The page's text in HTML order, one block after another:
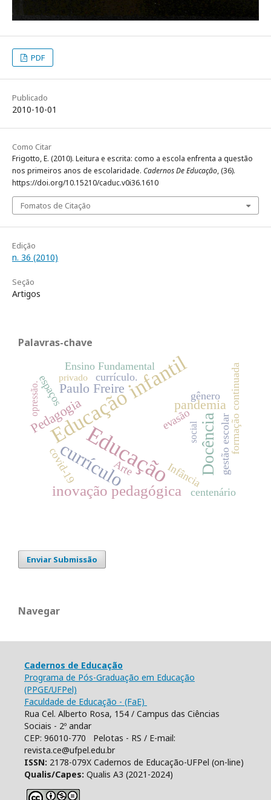
PDF
Publicado
2010-10-01
Como Citar
Frigotto, E. (2010). Leitura e escrita: como a escola enfrenta a questão
nos primeiros anos de escolaridade. Cadernos De Educação, (36).
https://doi.org/10.15210/caduc.v0i36.1610
Fomatos de Citação
Edição
n. 36 (2010)
Seção
Artigos
Palavras-chave
Educação
Educação infantil
currículo Docência
inovação pedagógica
pandemia
Paulo Freire
Pedagogia
covid-19
currículo.
Ensino Fundamental
evasão
Infância gestão escolar
espaços
Arte
formação continuada
gênero
centenário
opressão.
privado
social
Enviar Submissão
Navegar
Cadernos de Educação
Programa de Pós-Graduação em Educação
(PPGE/UFPel)
Faculdade de Educação - (FaE)
Rua Cel. Alberto Rosa, 154 / Campus das Ciências
Sociais - 2º andar
CEP: 96010-770 Pelotas - RS / E-mail:
revista.ce@ufpel.edu.br
ISSN: 2178-079X Cadernos de Educação-UFPel (on-line)
Qualis/Capes: Qualis A3 (2021-2024)